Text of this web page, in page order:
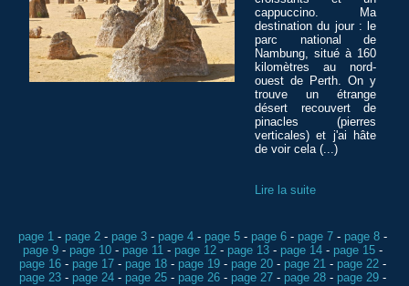
cappuccino. Ma
destination du jour : le
parc national de
Nambung, situé à 160
kilomètres au nord-
ouest de Perth. On y
trouve un étrange
désert recouvert de
pinacles (pierres
verticales) et j'ai hâte
de voir cela (...)
Lire la suite
page 1 - page 2 - page 3 - page 4 - page 5 - page 6 - page 7 - page 8 -
page 9 - page 10 - page 11 - page 12 - page 13 - page 14 - page 15 -
page 16 - page 17 - page 18 - page 19 - page 20 - page 21 - page 22 -
page 23 - page 24 - page 25 - page 26 - page 27 - page 28 - page 29 -